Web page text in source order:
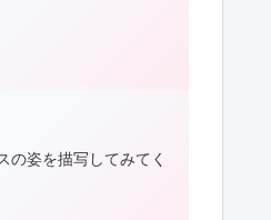
の姿を描写してみてく